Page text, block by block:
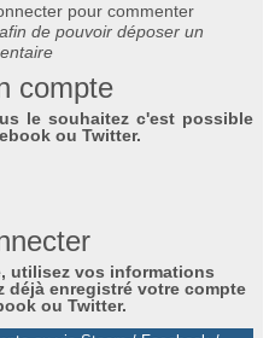
pour commenter
de pouvoir déposer un
compte
le souhaitez c'est possible
ou Twitter.
utilisez vos informations
déjà enregistré votre compte
ou Twitter.